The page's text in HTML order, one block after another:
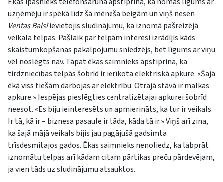
uzņēmēju ir spēkā līdz šā mēneša beigām un viņš nesen
Ventas Balsīievietojis sludinājumu, ka iznomā pašreizējā
veikala telpas. Pašlaik par telpām interesi izrādījis kāds
skaistumkopšanas pakalpojumu sniedzējs, bet līgums ar viņu
vēl noslēgts nav. Tāpat ēkas saimnieks apstiprina, ka
tirdzniecības telpās šobrīd ir ierīkota elektriskā apkure. «Šajā
ēkā viss tiešām darbojas ar elektrību. Otrajā stāvā ir malkas
apkure.» Iespējas pieslēgties centralizētajai apkurei šobrīd
neesot. «Es biju ieinteresēts un apmierināts, ka tur ir veikals.
Ir tā, kā ir – biznesa pasaule ir tāda, kāda tā ir.» Viņš arī zina,
ka šajā mājā veikals bijis jau pagājušā gadsimta
trīsdesmitajos gados. Ēkas saimnieks nenoliedz, ka labprāt
iznomātu telpas arī kādam citam pārtikas preču pārdevējam,
ja vien tāds uz sludinājumu atsauktos.